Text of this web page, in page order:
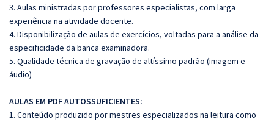
3. Aulas ministradas por professores especialistas, com larga
experiência na atividade docente.
4. Disponibilização de aulas de exercícios, voltadas para a análise da
especificidade da banca examinadora.
5. Qualidade técnica de gravação de altíssimo padrão (imagem e
áudio)
AULAS EM PDF AUTOSSUFICIENTES:
1. Conteúdo produzido por mestres especializados na leitura como